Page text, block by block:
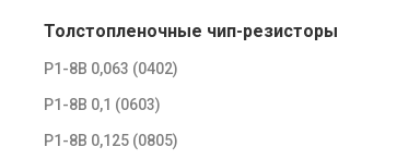
Толстопленочные чип-резисторы
Р1-8В 0,063 (0402)
Р1-8В 0,1 (0603)
Р1-8В 0,125 (0805)